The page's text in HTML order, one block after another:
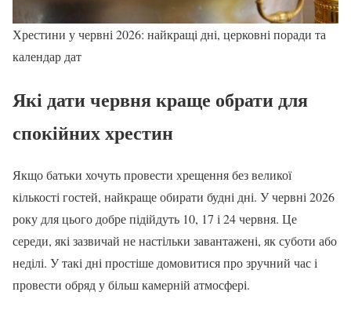
Хрестини у червні 2026: найкращі дні, церковні поради та
календар дат
Які дати червня краще обрати для
спокійних хрестин
Якщо батьки хочуть провести хрещення без великої
кількості гостей, найкраще обирати будні дні. У червні 2026
року для цього добре підійдуть 10, 17 і 24 червня. Це
середи, які зазвичай не настільки завантажені, як суботи або
неділі. У такі дні простіше домовитися про зручний час і
провести обряд у більш камерній атмосфері.